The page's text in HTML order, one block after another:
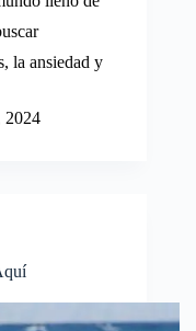
la ansiedad y
2024